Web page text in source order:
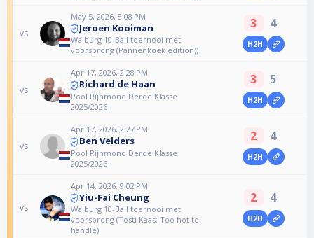
vs
May 5, 2026, 8:08 PM
Jeroen Kooiman
Walburg 10-Ball toernooi met
voorsprong (Pannenkoek edition))
3 4
H2H
vs
Apr 17, 2026, 2:28 PM
Richard de Haan
Pool Rijnmond Derde Klasse
2025/2026
3 5
H2H
vs
Apr 17, 2026, 2:27 PM
Ben Velders
Pool Rijnmond Derde Klasse
2025/2026
2 4
H2H
vs
Apr 14, 2026, 9:02 PM
Yiu-Fai Cheung
Walburg 10-Ball toernooi met
voorsprong (Tosti Kaas: Too hot to
handle)
2 4
H2H